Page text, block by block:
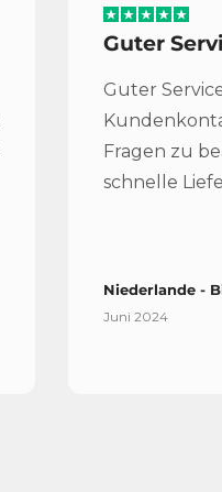
Guter
Guter
Fragen zu
schnelle
Niederlande -
Juni 2024